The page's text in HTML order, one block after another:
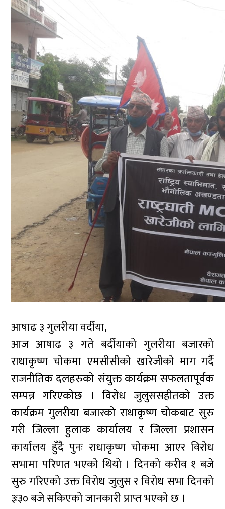
आषाढ ३ गुलरीया वर्दीया,
आज आषाढ ३ गते बर्दीयाको गुलरीया बजारको
राधाकृष्ण चोकमा एमसीसीको खारेजीको माग गर्दै
राजनीतिक दलहरुको संयुक्त कार्यक्रम सफलतापूर्वक
सम्पन्न गरिएकोछ । विरोध जुलुससहीतको उक्त
कार्यक्रम गुलरीया बजारको राधाकृष्ण चोकबाट सुरु
गरी जिल्ला हुलाक कार्यालय र जिल्ला प्रशासन
कार्यालय हुँदै पुनः राधाकृष्ण चोकमा आएर विरोध
सभामा परिणत भएको थियो । दिनको करीव १ बजे
सुरु गरिएको उक्त विरोध जुलुस र विरोध सभा दिनको
३ः३० बजे सकिएको जानकारी प्राप्त भएको छ ।